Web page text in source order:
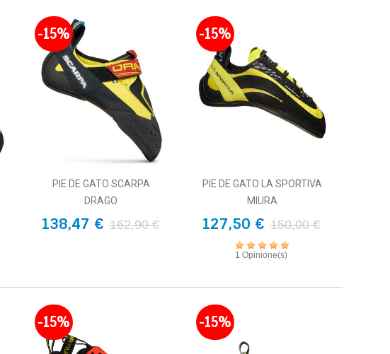
-15%
PIE DE GATO SCARPA
DRAGO
138,47 € 162,90 €
-15%
PIE DE GATO LA SPORTIVA
MIURA
127,50 € 150,00 €
1 Opinione(s)
-15% -15%